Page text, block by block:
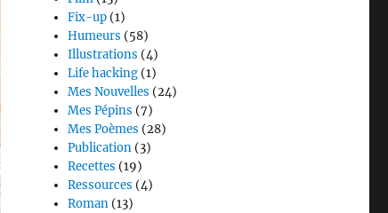
Fix-up (1)
Humeurs (58)
Illustrations (4)
Life hacking (1)
Mes Nouvelles (24)
Mes Pépins (7)
Mes Poèmes (28)
Publication (3)
Recettes (19)
Ressources (4)
Roman (13)